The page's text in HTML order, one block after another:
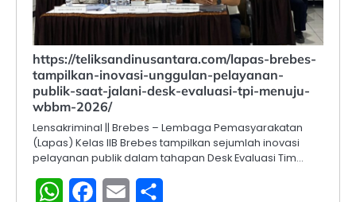
https://teliksandinusantara.com/lapas-brebes-
tampilkan-inovasi-unggulan-pelayanan-
publik-saat-jalani-desk-evaluasi-tpi-menuju-
wbbm-2026/
Lensakriminal || Brebes – Lembaga Pemasyarakatan
(Lapas) Kelas IIB Brebes tampilkan sejumlah inovasi
pelayanan publik dalam tahapan Desk Evaluasi Tim…
WhatsAppFacebook
Email